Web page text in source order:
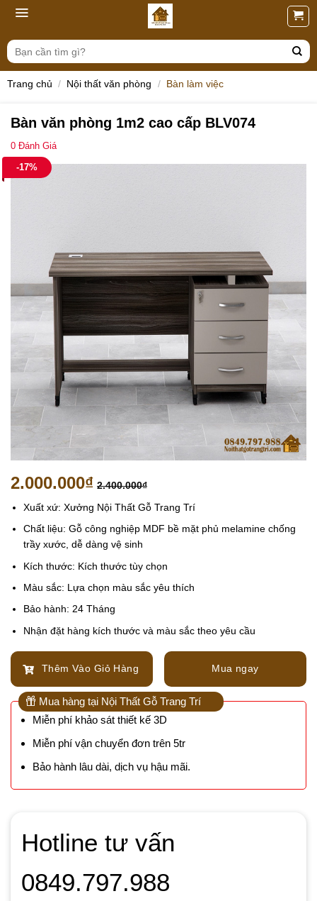
Skip
content
Tìm
kiếm:
Trang chủ / Nội thất văn phòng / Bàn làm việc
Bàn văn phòng 1m2 cao cấp BLV074
0 Đánh Giá
-17%
2.000.000₫ 2.400.000₫
Xuất xứ: Xưởng Nội Thất Gỗ Trang Trí
Chất liệu: Gỗ công nghiệp MDF bề mặt phủ melamine chống
trầy xước, dễ dàng vệ sinh
Kích thước: Kích thước tùy chọn
Màu sắc: Lựa chọn màu sắc yêu thích
Bảo hành: 24 Tháng
Nhận đặt hàng kích thước và màu sắc theo yêu cầu
Thêm Vào Giỏ Hàng Mua ngay
Mua hàng tại Nội Thất Gỗ Trang Trí
Miễn phí khảo sát thiết kế 3D
Miễn phí vận chuyển đơn trên 5tr
Bảo hành lâu dài, dịch vụ hậu mãi.
Hotline tư vấn
0849.797.988